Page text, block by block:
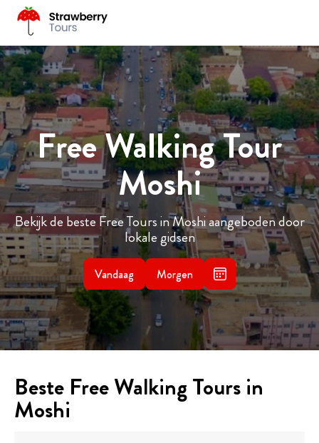
Free Walking Tour
Moshi
Bekijk de beste Free Tours in Moshi aangeboden door
lokale gidsen
Vandaag Morgen
Beste Free Walking Tours in
Moshi